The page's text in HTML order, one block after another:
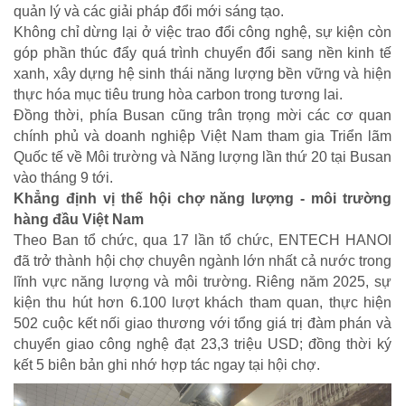
NHỊP CẦU NHÂN ÁI
Nhịp cầu Nhân ái VTV1
Địa chỉ nhân ái
quản lý và các giải pháp đổi mới sáng tạo.
Không chỉ dừng lại ở việc trao đổi công nghệ, sự kiện còn
góp phần thúc đẩy quá trình chuyển đổi sang nền kinh tế
xanh, xây dựng hệ sinh thái năng lượng bền vững và hiện
thực hóa mục tiêu trung hòa carbon trong tương lai.
Đồng thời, phía Busan cũng trân trọng mời các cơ quan
chính phủ và doanh nghiệp Việt Nam tham gia Triển lãm
Quốc tế về Môi trường và Năng lượng lần thứ 20 tại Busan
vào tháng 9 tới.
Khẳng định vị thế hội chợ năng lượng - môi trường
hàng đầu Việt Nam
Theo Ban tổ chức, qua 17 lần tổ chức, ENTECH HANOI
đã trở thành hội chợ chuyên ngành lớn nhất cả nước trong
lĩnh vực năng lượng và môi trường. Riêng năm 2025, sự
kiện thu hút hơn 6.100 lượt khách tham quan, thực hiện
502 cuộc kết nối giao thương với tổng giá trị đàm phán và
chuyển giao công nghệ đạt 23,3 triệu USD; đồng thời ký
kết 5 biên bản ghi nhớ hợp tác ngay tại hội chợ.